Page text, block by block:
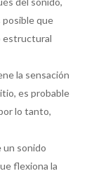
posible que
estructural
la sensación
es probable
lo tanto,
sonido
flexiona la